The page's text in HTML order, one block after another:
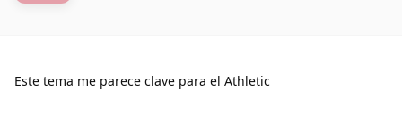
Este tema me parece clave para el Athletic